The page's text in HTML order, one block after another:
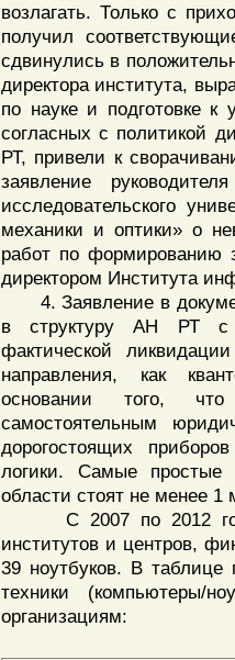
возлагать. Только с
получил
сдвинулись в
директора института,
по науке и подготовке к
согласных с политикой
РТ, привели к
заявление
исследовательского
механики и оптики» о
работ по формированию
директором Института
4. Заявление в
в структуру АН РТ с
фактической
направления, как
основании того,
самостоятельным
дорогостоящих
логики. Самые простые
области стоят не менее 1
С 2007 по 2012 годы
институтов и центров,
39 ноутбуков. В таблице
техники (компьютеры/
организациям: